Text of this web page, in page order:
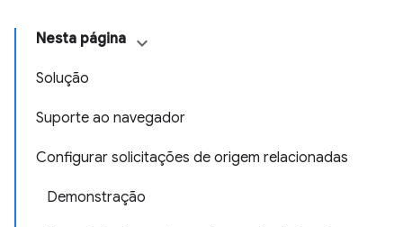
Nesta página
Solução
Suporte ao navegador
Configurar solicitações de origem relacionadas
Demonstração